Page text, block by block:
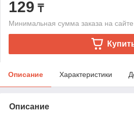
129 ₸
Минимальная сумма заказа на
Описание Характеристики
Описание